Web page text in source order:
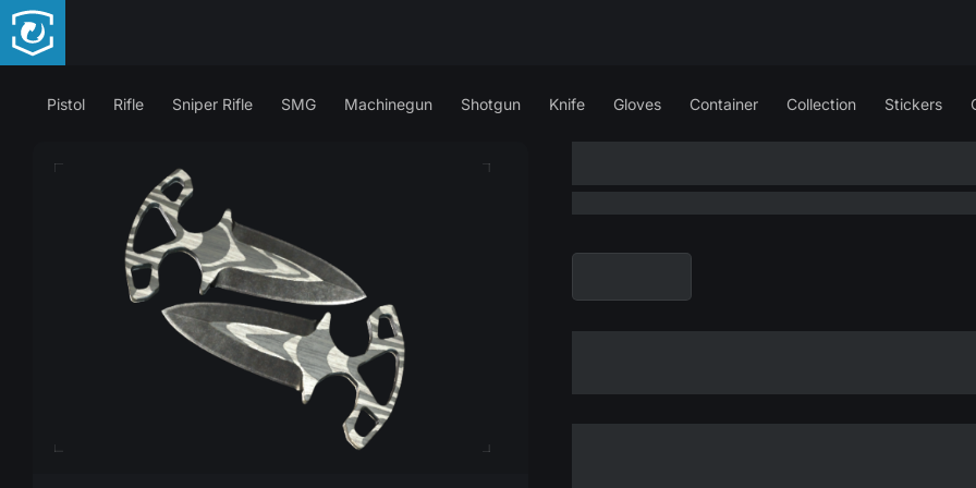
Pistol Rifle Sniper Rifle SMG Machinegun Shotgun Knife Gloves Container Collection Stickers